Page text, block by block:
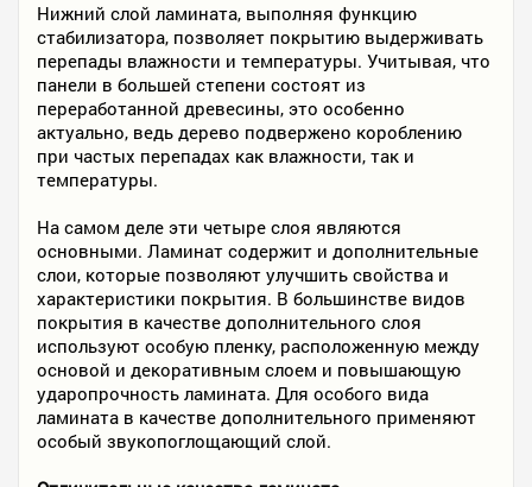
Нижний слой ламината, выполняя функцию
стабилизатора, позволяет покрытию выдерживать
перепады влажности и температуры. Учитывая, что
панели в большей степени состоят из
переработанной древесины, это особенно
актуально, ведь дерево подвержено короблению
при частых перепадах как влажности, так и
температуры.
На самом деле эти четыре слоя являются
основными. Ламинат содержит и дополнительные
слои, которые позволяют улучшить свойства и
характеристики покрытия. В большинстве видов
покрытия в качестве дополнительного слоя
используют особую пленку, расположенную между
основой и декоративным слоем и повышающую
ударопрочность ламината. Для особого вида
ламината в качестве дополнительного применяют
особый звукопоглощающий слой.